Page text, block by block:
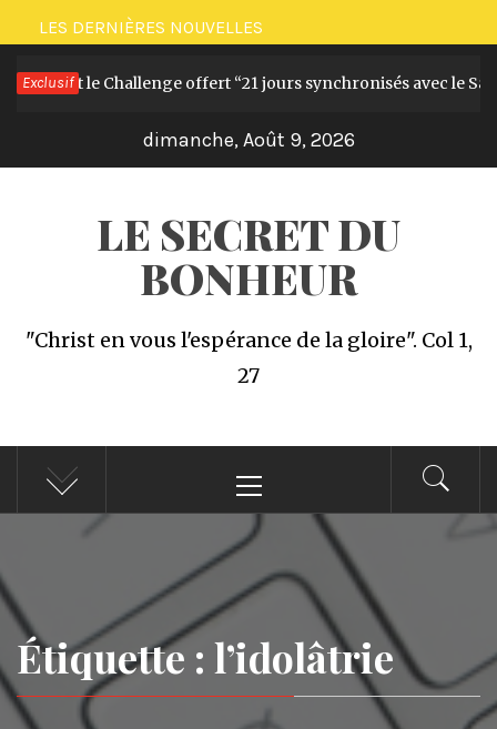
Passer
au
contenu
LES DERNIÈRES NOUVELLES
Exclusif
livre et le Challenge offert “21 jours synchronisés avec le
dimanche, Août 9, 2026
LE SECRET DU
BONHEUR
"Christ en vous l'espérance de la gloire". Col 1,
27
principal
Étiquette : l’idolâtrie